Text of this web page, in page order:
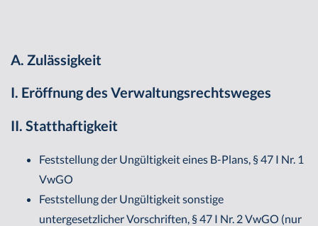
A. Zulässigkeit
I. Eröffnung des Verwaltungsrechtsweges
II. Statthaftigkeit
Feststellung der Ungültigkeit eines B-Plans, § 47 I Nr. 1
VwGO
Feststellung der Ungültigkeit sonstige
untergesetzlicher Vorschriften, § 47 I Nr. 2 VwGO (nur